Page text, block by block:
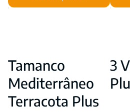
Tamanco
Mediterrâneo
Terracota Plus
3